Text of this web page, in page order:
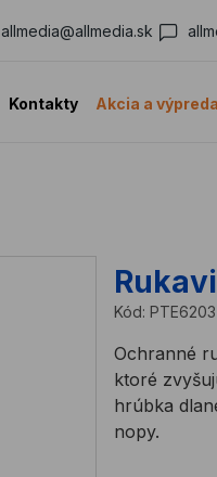
allmedia@allmedia.sk
Kontakty Akcia a
Kód: PTE6203
Ochranné
ktoré
hrúbka
nopy.